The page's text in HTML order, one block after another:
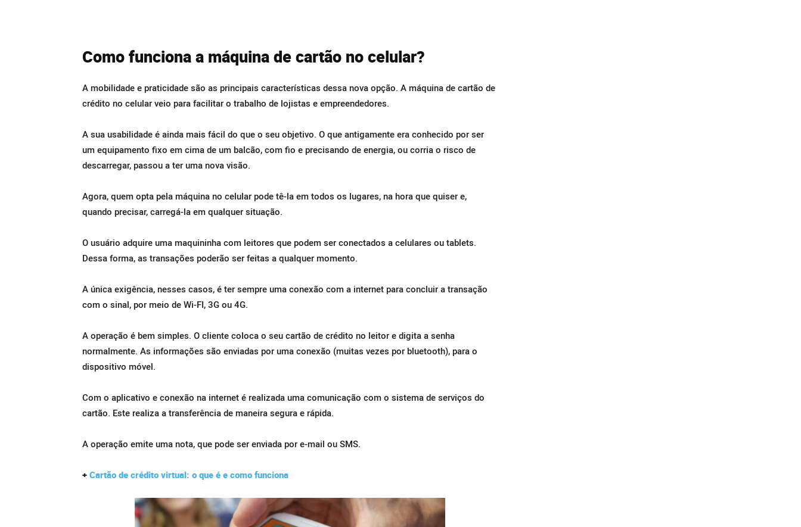
Como funciona a máquina de cartão no celular?
A mobilidade e praticidade são as principais características dessa nova opção. A máquina de cartão de
crédito no celular veio para facilitar o trabalho de lojistas e empreendedores.
A sua usabilidade é ainda mais fácil do que o seu objetivo. O que antigamente era conhecido por ser
um equipamento fixo em cima de um balcão, com fio e precisando de energia, ou corria o risco de
descarregar, passou a ter uma nova visão.
Agora, quem opta pela máquina no celular pode tê-la em todos os lugares, na hora que quiser e,
quando precisar, carregá-la em qualquer situação.
O usuário adquire uma maquininha com leitores que podem ser conectados a celulares ou tablets.
Dessa forma, as transações poderão ser feitas a qualquer momento.
A única exigência, nesses casos, é ter sempre uma conexão com a internet para concluir a transação
com o sinal, por meio de Wi-FI, 3G ou 4G.
A operação é bem simples. O cliente coloca o seu cartão de crédito no leitor e digita a senha
normalmente. As informações são enviadas por uma conexão (muitas vezes por bluetooth), para o
dispositivo móvel.
Com o aplicativo e conexão na internet é realizada uma comunicação com o sistema de serviços do
cartão. Este realiza a transferência de maneira segura e rápida.
A operação emite uma nota, que pode ser enviada por e-mail ou SMS.
+ Cartão de crédito virtual: o que é e como funciona